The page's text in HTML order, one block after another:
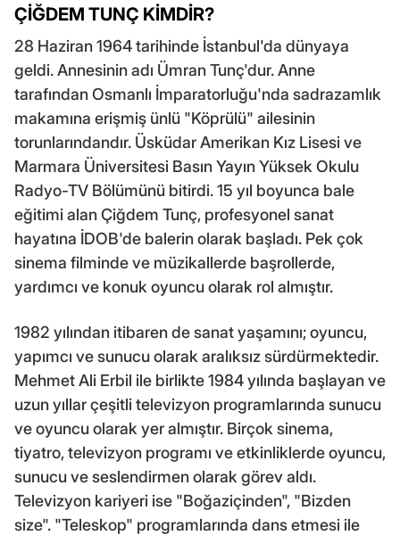
ÇİĞDEM TUNÇ KİMDİR?
28 Haziran 1964 tarihinde İstanbul'da dünyaya
geldi. Annesinin adı Ümran Tunç'dur. Anne
tarafından Osmanlı İmparatorluğu'nda sadrazamlık
makamına erişmiş ünlü "Köprülü" ailesinin
torunlarındandır. Üsküdar Amerikan Kız Lisesi ve
Marmara Üniversitesi Basın Yayın Yüksek Okulu
Radyo-TV Bölümünü bitirdi. 15 yıl boyunca bale
eğitimi alan Çiğdem Tunç, profesyonel sanat
hayatına İDOB'de balerin olarak başladı. Pek çok
sinema filminde ve müzikallerde başrollerde,
yardımcı ve konuk oyuncu olarak rol almıştır.
1982 yılından itibaren de sanat yaşamını; oyuncu,
yapımcı ve sunucu olarak aralıksız sürdürmektedir.
Mehmet Ali Erbil ile birlikte 1984 yılında başlayan ve
uzun yıllar çeşitli televizyon programlarında sunucu
ve oyuncu olarak yer almıştır. Birçok sinema,
tiyatro, televizyon programı ve etkinliklerde oyuncu,
sunucu ve seslendirmen olarak görev aldı.
Televizyon kariyeri ise "Boğaziçinden", "Bizden
size". "Teleskop" programlarında dans etmesi ile